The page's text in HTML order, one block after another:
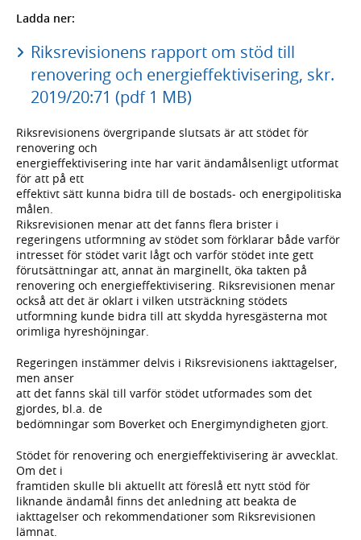
Ladda ner:
Riksrevisionens rapport om stöd till
renovering och energieffektivisering, skr.
2019/20:71 (pdf 1 MB)
Riksrevisionens övergripande slutsats är att stödet för
renovering och
energieffektivisering inte har varit ändamålsenligt utformat
för att på ett
effektivt sätt kunna bidra till de bostads- och energipolitiska
målen.
Riksrevisionen menar att det fanns flera brister i
regeringens utformning av stödet som förklarar både varför
intresset för stödet varit lågt och varför stödet inte gett
förutsättningar att, annat än marginellt, öka takten på
renovering och energieffektivisering. Riksrevisionen menar
också att det är oklart i vilken utsträckning stödets
utformning kunde bidra till att skydda hyresgästerna mot
orimliga hyreshöjningar.
Regeringen instämmer delvis i Riksrevisionens iakttagelser,
men anser
att det fanns skäl till varför stödet utformades som det
gjordes, bl.a. de
bedömningar som Boverket och Energimyndigheten gjort.
Stödet för renovering och energieffektivisering är avvecklat.
Om det i
framtiden skulle bli aktuellt att föreslå ett nytt stöd för
liknande ändamål finns det anledning att beakta de
iakttagelser och rekommendationer som Riksrevisionen
lämnat.